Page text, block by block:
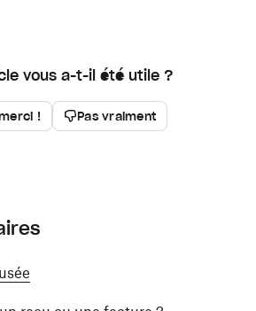
vous a-t-il été utile ?
! Pas vraiment